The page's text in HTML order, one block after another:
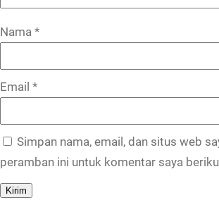
Nama *
Email *
Simpan nama, email, dan situs web
peramban ini untuk komentar saya